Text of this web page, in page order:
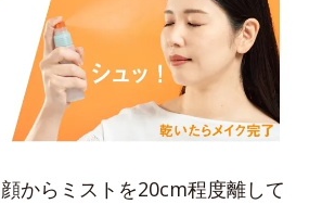
からミストを20cm程度離して